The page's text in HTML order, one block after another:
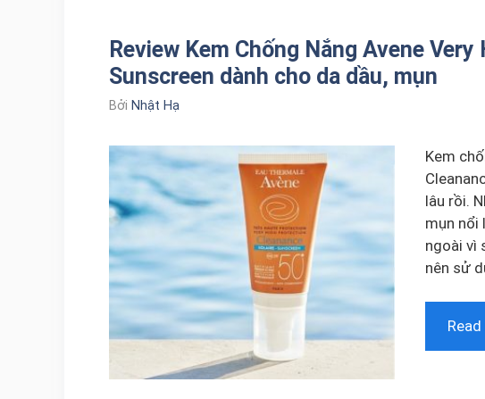
Review Kem Chống Nắng Avene
Sunscreen dành cho da dầu, mụn
Bởi Nhật Hạ
Kem
lâu rồi.
mụn nổi
ngoài vì
nên sử